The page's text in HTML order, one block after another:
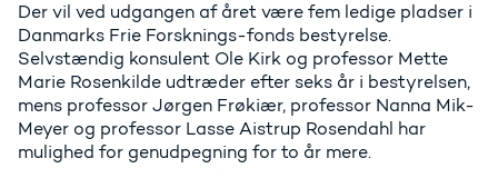
Der vil ved udgangen af året være fem ledige pladser i
Danmarks Frie Forsknings-fonds bestyrelse.
Selvstændig konsulent Ole Kirk og professor Mette
Marie Rosenkilde udtræder efter seks år i bestyrelsen,
mens professor Jørgen Frøkiær, professor Nanna Mik-
Meyer og professor Lasse Aistrup Rosendahl har
mulighed for genudpegning for to år mere.